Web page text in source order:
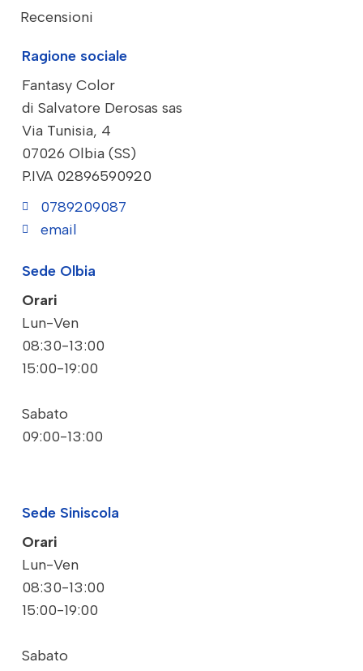
Recensioni
Ragione sociale
Fantasy Color
di Salvatore Derosas sas
Via Tunisia, 4
07026 Olbia (SS)
P.IVA 02896590920
0789209087
email
Sede Olbia
Orari
Lun-Ven
08:30-13:00
15:00-19:00
Sabato
09:00-13:00
Sede Siniscola
Orari
Lun-Ven
08:30-13:00
15:00-19:00
Sabato